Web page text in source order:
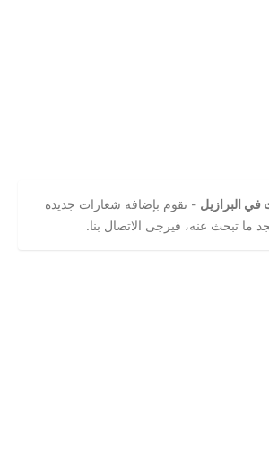
في البرازيل - نقوم بإضافة شعارات جديدة
ما تبحث عنه، فيرجى الاتصال بنا.